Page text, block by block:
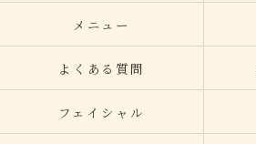
メニュー
よくある質問
フェイシャル